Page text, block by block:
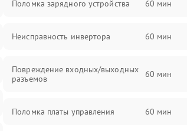
Поломка зарядного устройства 60 мин
Неисправность инвертора 60 мин
Повреждение входных/выходных
разъемов
60 мин
Поломка платы управления 60 мин